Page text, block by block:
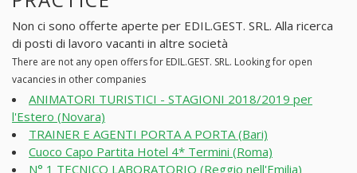
Non ci sono offerte aperte per EDIL.GEST. SRL. Alla ricerca
di posti di lavoro vacanti in altre società
There are not any open offers for EDIL.GEST. SRL. Looking for open
vacancies in other companies
ANIMATORI TURISTICI - STAGIONI 2018/2019 per
l'Estero (Novara)
TRAINER E AGENTI PORTA A PORTA (Bari)
Cuoco Capo Partita Hotel 4* Termini (Roma)
N° 1 TECNICO LABORATORIO (Reggio nell'Emilia)